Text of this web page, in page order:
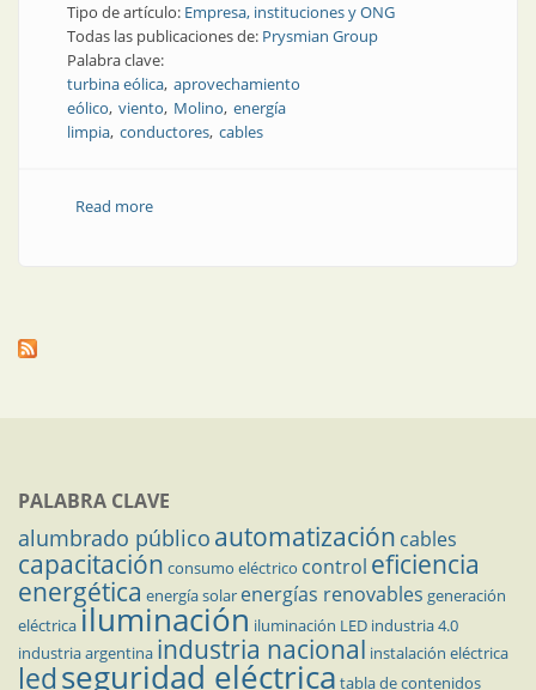
Tipo de artículo: Empresa, instituciones y ONG
Todas las publicaciones de: Prysmian Group
Palabra clave:
turbina eólica aprovechamiento
eólico viento Molino energía
limpia conductores cables
Read moreabout Todo para la conexión eólica
PALABRA CLAVE
alumbrado público automatización cables
capacitación consumo eléctrico control eficiencia
energética energía solar energías renovables generación
eléctricailuminación iluminación LED industria 4.0
industria argentina industria nacional instalación eléctrica
ledseguridad eléctrica tabla de contenidos